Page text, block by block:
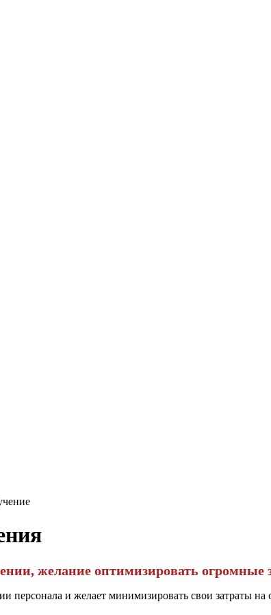
желание оптимизировать огромные
персонала и желает минимизировать свои затраты на